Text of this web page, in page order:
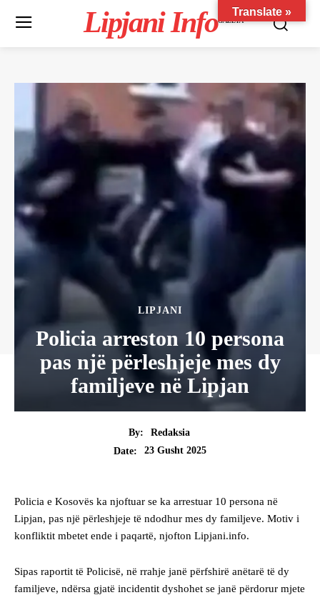
Lipjani InfoGAZETA
LIPJANI
Policia arreston 10 persona
pas një përleshjeje mes dy
familjeve në Lipjan
By:
Redaksia
Date:
23 Gusht 2025
Policia e Kosovës ka njoftuar se ka arrestuar 10 persona në
Lipjan, pas një përleshjeje të ndodhur mes dy familjeve. Motiv i
konfliktit mbetet ende i paqartë, njofton Lipjani.info.
Sipas raportit të Policisë, në rrahje janë përfshirë anëtarë të dy
familjeve, ndërsa gjatë incidentit dyshohet se janë përdorur mjete
Translate »